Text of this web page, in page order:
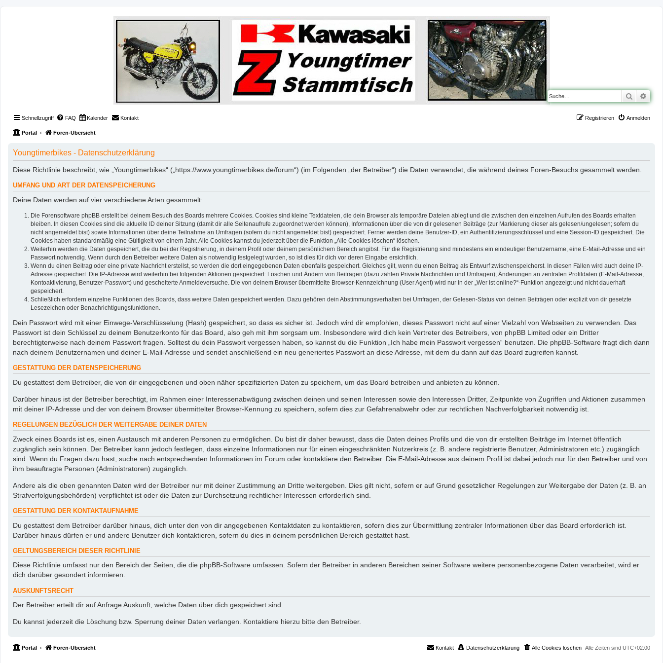
Suche
Schnellzugriff FAQ Kalender Kontakt Anmelden
Registrieren
Portal Foren-Übersicht
Youngtimerbikes - Datenschutzerklärung
Diese Richtlinie beschreibt, wie „Youngtimerbikes“ („https://www.youngtimerbikes.de/forum“) (im Folgenden „der Betreiber“) die Daten verwendet, die während deines Foren-Besuchs gesammelt werden.
UMFANG UND ART DER DATENSPEICHERUNG
Deine Daten werden auf vier verschiedene Arten gesammelt:
Die Forensoftware phpBB erstellt bei deinem Besuch des Boards mehrere Cookies. Cookies sind kleine Textdateien, die dein Browser als temporäre Dateien ablegt und die zwischen den einzelnen Aufrufen des Boards erhalten
bleiben. In diesen Cookies sind die aktuelle ID deiner Sitzung (damit dir alle Seitenaufrufe zugeordnet werden können), Informationen über die von dir gelesenen Beiträge (zur Markierung dieser als gelesen/ungelesen; sofern du
nicht angemeldet bist) sowie Informationen über deine Teilnahme an Umfragen (sofern du nicht angemeldet bist) gespeichert. Ferner werden deine Benutzer-ID, ein Authentifizierungsschlüssel und eine Session-ID gespeichert. Die
Cookies haben standardmäßig eine Gültigkeit von einem Jahr. Alle Cookies kannst du jederzeit über die Funktion „Alle Cookies löschen“ löschen.
Weiterhin werden die Daten gespeichert, die du bei der Registrierung, in deinem Profil oder deinem persönlichem Bereich angibst. Für die Registrierung sind mindestens ein eindeutiger Benutzername, eine E-Mail-Adresse und ein
Passwort notwendig. Wenn durch den Betreiber weitere Daten als notwendig festgelegt wurden, so ist dies für dich vor deren Eingabe ersichtlich.
Wenn du einen Beitrag oder eine private Nachricht erstellst, so werden die dort eingegebenen Daten ebenfalls gespeichert. Gleiches gilt, wenn du einen Beitrag als Entwurf zwischenspeicherst. In diesen Fällen wird auch deine IP-
Adresse gespeichert. Die IP-Adresse wird weiterhin bei folgenden Aktionen gespeichert: Löschen und Ändern von Beiträgen (dazu zählen Private Nachrichten und Umfragen), Änderungen an zentralen Profildaten (E-Mail-Adresse,
Kontoaktivierung, Benutzer-Passwort) und gescheiterte Anmeldeversuche. Die von deinem Browser übermittelte Browser-Kennzeichnung (User Agent) wird nur in der „Wer ist online?“-Funktion angezeigt und nicht dauerhaft
gespeichert.
Schließlich erfordern einzelne Funktionen des Boards, dass weitere Daten gespeichert werden. Dazu gehören dein Abstimmungsverhalten bei Umfragen, der Gelesen-Status von deinen Beiträgen oder explizit von dir gesetzte
Lesezeichen oder Benachrichtigungsfunktionen.
Dein Passwort wird mit einer Einwege-Verschlüsselung (Hash) gespeichert, so dass es sicher ist. Jedoch wird dir empfohlen, dieses Passwort nicht auf einer Vielzahl von Webseiten zu verwenden. Das
Passwort ist dein Schlüssel zu deinem Benutzerkonto für das Board, also geh mit ihm sorgsam um. Insbesondere wird dich kein Vertreter des Betreibers, von phpBB Limited oder ein Dritter
berechtigterweise nach deinem Passwort fragen. Solltest du dein Passwort vergessen haben, so kannst du die Funktion „Ich habe mein Passwort vergessen“ benutzen. Die phpBB-Software fragt dich dann
nach deinem Benutzernamen und deiner E-Mail-Adresse und sendet anschließend ein neu generiertes Passwort an diese Adresse, mit dem du dann auf das Board zugreifen kannst.
GESTATTUNG DER DATENSPEICHERUNG
Du gestattest dem Betreiber, die von dir eingegebenen und oben näher spezifizierten Daten zu speichern, um das Board betreiben und anbieten zu können.
Darüber hinaus ist der Betreiber berechtigt, im Rahmen einer Interessenabwägung zwischen deinen und seinen Interessen sowie den Interessen Dritter, Zeitpunkte von Zugriffen und Aktionen zusammen
mit deiner IP-Adresse und der von deinem Browser übermittelter Browser-Kennung zu speichern, sofern dies zur Gefahrenabwehr oder zur rechtlichen Nachverfolgbarkeit notwendig ist.
REGELUNGEN BEZÜGLICH DER WEITERGABE DEINER DATEN
Zweck eines Boards ist es, einen Austausch mit anderen Personen zu ermöglichen. Du bist dir daher bewusst, dass die Daten deines Profils und die von dir erstellten Beiträge im Internet öffentlich
zugänglich sein können. Der Betreiber kann jedoch festlegen, dass einzelne Informationen nur für einen eingeschränkten Nutzerkreis (z. B. andere registrierte Benutzer, Administratoren etc.) zugänglich
sind. Wenn du Fragen dazu hast, suche nach entsprechenden Informationen im Forum oder kontaktiere den Betreiber. Die E-Mail-Adresse aus deinem Profil ist dabei jedoch nur für den Betreiber und von
ihm beauftragte Personen (Administratoren) zugänglich.
Andere als die oben genannten Daten wird der Betreiber nur mit deiner Zustimmung an Dritte weitergeben. Dies gilt nicht, sofern er auf Grund gesetzlicher Regelungen zur Weitergabe der Daten (z. B. an
Strafverfolgungsbehörden) verpflichtet ist oder die Daten zur Durchsetzung rechtlicher Interessen erforderlich sind.
GESTATTUNG DER KONTAKTAUFNAHME
Du gestattest dem Betreiber darüber hinaus, dich unter den von dir angegebenen Kontaktdaten zu kontaktieren, sofern dies zur Übermittlung zentraler Informationen über das Board erforderlich ist.
Darüber hinaus dürfen er und andere Benutzer dich kontaktieren, sofern du dies in deinem persönlichen Bereich gestattet hast.
GELTUNGSBEREICH DIESER RICHTLINIE
Diese Richtlinie umfasst nur den Bereich der Seiten, die die phpBB-Software umfassen. Sofern der Betreiber in anderen Bereichen seiner Software weitere personenbezogene Daten verarbeitet, wird er
dich darüber gesondert informieren.
AUSKUNFTSRECHT
Der Betreiber erteilt dir auf Anfrage Auskunft, welche Daten über dich gespeichert sind.
Du kannst jederzeit die Löschung bzw. Sperrung deiner Daten verlangen. Kontaktiere hierzu bitte den Betreiber.
Portal Foren-Übersicht Alle Zeiten sind UTC+02:00
Alle Cookies löschen
Datenschutzerklärung
Kontakt